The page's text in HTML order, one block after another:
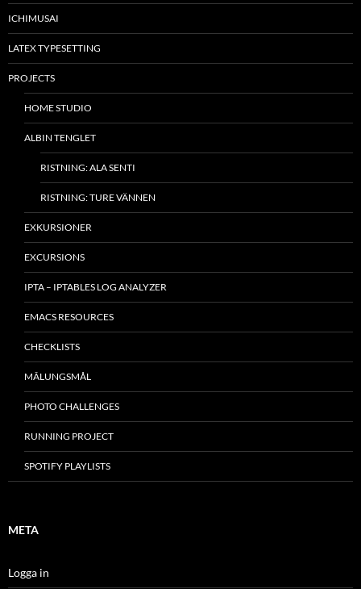
ICHIMUSAI
LATEX TYPESETTING
PROJECTS
HOME STUDIO
ALBIN TENGLET
RISTNING: ALA SENTI
RISTNING: TURE VÄNNEN
EXKURSIONER
EXCURSIONS
IPTA – IPTABLES LOG ANALYZER
EMACS RESOURCES
CHECKLISTS
MÂLUNGSMÅL
PHOTO CHALLENGES
RUNNING PROJECT
SPOTIFY PLAYLISTS
META
Logga in